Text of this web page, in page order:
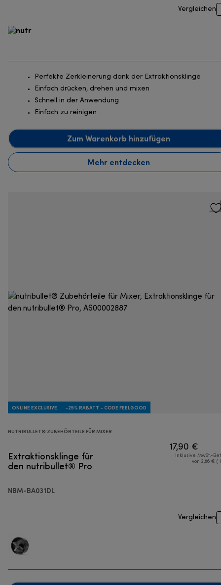
Vergleichen
Perfekte Zerkleinerung dank der Extraktionsklinge
Einfach drücken, drehen und mixen
Schnell in der Anwendung
Einfach zu reinigen
Zum Warenkorb hinzufügen
Mehr entdecken
ONLINE EXCLUSIVE -25% RABATT - CODE FEELGOOD
NUTRIBULLET® ZUBEHÖRTEILE FÜR MIXER
Extraktionsklinge für
den nutribullet® Pro
NBM-BA031DL
17,90 €
Inklusive MwSt.-
von 2,86 € (
Vergleichen